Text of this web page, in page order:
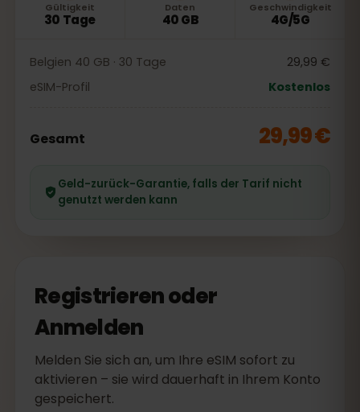
Gültigkeit
30 Tage
Daten
40 GB
Geschwindigkeit
4G/5G
Belgien 40 GB · 30 Tage
29,99 €
eSIM-Profil
Kostenlos
Gesamt 29,99 €
Geld-zurück-Garantie, falls der Tarif nicht
genutzt werden kann
Registrieren oder
Anmelden
Melden Sie sich an, um Ihre eSIM sofort zu
aktivieren – sie wird dauerhaft in Ihrem Konto
gespeichert.